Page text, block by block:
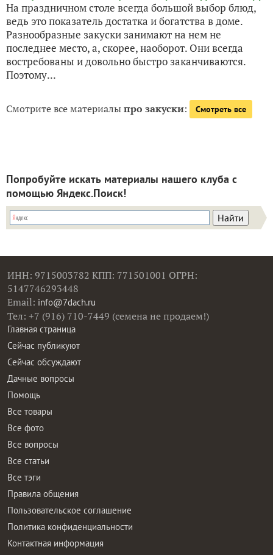
На праздничном столе всегда большой выбор блюд,
ведь это показатель достатка и богатства в доме.
Разнообразные закуски занимают на нем не
последнее место, а, скорее, наоборот. Они всегда
востребованы и довольно быстро заканчиваются.
Поэтому...
Смотрите все материалыпро закуски: Смотреть все
Попробуйте искать материалы нашего клуба с
помощью Яндекс.Поиск!
ИНН: 9715003782 КПП: 771501001 ОГРН:
5147746293448
Email: info@7dach.ru
Тел: +7 (916) 710-7449 (семена не продаем!)
Главная страница
Сейчас публикуют
Сейчас обсуждают
Дачные вопросы
Помощь
Все товары
Все фото
Все вопросы
Все статьи
Все тэги
Правила общения
Пользовательское соглашение
Политика конфиденциальности
Контактная информация